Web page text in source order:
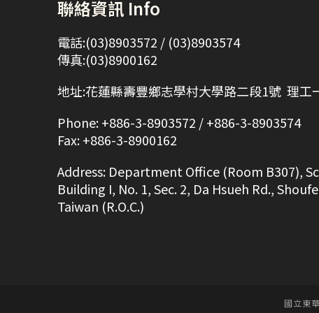
聯絡資訊 Info
電話:(03)8903572 / (03)8903574
傳真:(03)8900162
地址:花蓮縣壽豐鄉志學村大學路二段1號 理工
Phone: +886-3-8903572 / +886-3-8903574
Fax: +886-3-8900162
Address: Department Office (Room B307),
Building I, No. 1, Sec. 2, Da Hsueh Rd.,
Taiwan (R.O.C.)
國立東